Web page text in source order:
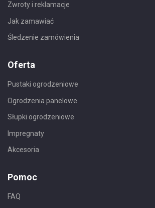
Zwroty i reklamacje
Jak zamawiać
Śledzenie zamówienia
Oferta
Pustaki ogrodzeniowe
Ogrodzenia panelowe
Słupki ogrodzeniowe
Impregnaty
Akcesoria
Pomoc
FAQ